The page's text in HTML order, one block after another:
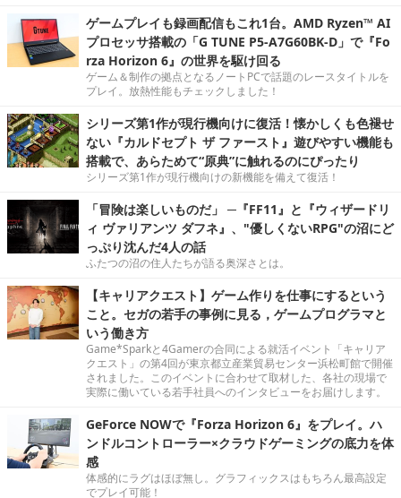
ゲームプレイも録画配信もこれ1台。AMD Ryzen™ AI
プロセッサ搭載の「G TUNE P5-A7G60BK-D」で『Fo
rza Horizon 6』の世界を駆け回る
ゲーム＆制作の拠点となるノートPCで話題のレースタイトルを
プレイ。放熱性能もチェックしました！
シリーズ第1作が現行機向けに復活！懐かしくも色褪せ
ない『カルドセプト ザ ファースト』遊びやすい機能も
搭載で、あらためて“原典”に触れるのにぴったり
シリーズ第1作が現行機向けの新機能を備えて復活！
「冒険は楽しいものだ」 ─『FF11』と『ウィザードリ
ィ ヴァリアンツ ダフネ』、"優しくないRPG"の沼にど
っぷり沈んだ4人の話
ふたつの沼の住人たちが語る奥深さとは。
【キャリアクエスト】ゲーム作りを仕事にするという
こと。セガの若手の事例に見る，ゲームプログラマと
いう働き方
Game*Sparkと4Gamerの合同による就活イベント「キャリア
クエスト」の第4回が東京都立産業貿易センター浜松町館で開催
されました。このイベントに合わせて取材した、各社の現場で
実際に働いている若手社員へのインタビューをお届けします。
GeForce NOWで『Forza Horizon 6』をプレイ。ハ
ンドルコントローラー×クラウドゲーミングの底力を体
感
体感的にラグはほぼ無し。グラフィックスはもちろん最高設定
でプレイ可能！